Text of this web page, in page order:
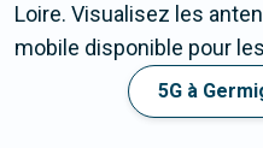
Loire. Visualisez les
mobile disponible pour
5G à